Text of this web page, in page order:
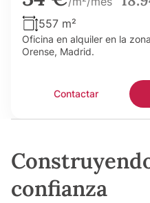
557 m²
Oficina en alquiler en la
Orense, Madrid.
Contactar
confianza